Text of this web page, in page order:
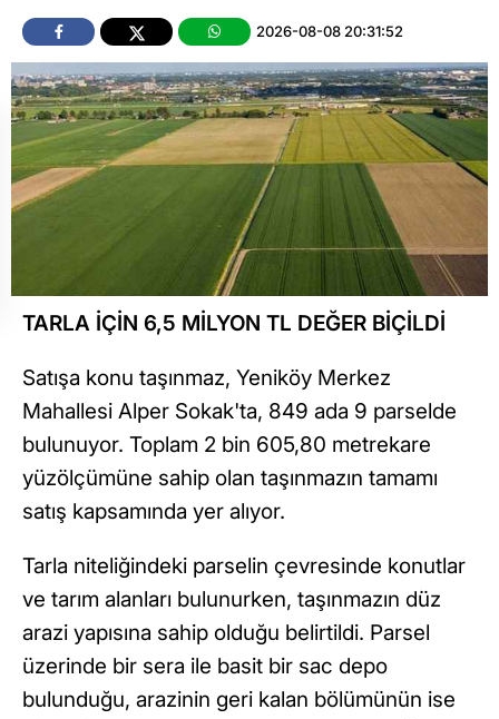
2026-08-08 20:31:52
TARLA İÇİN 6,5 MİLYON TL DEĞER BİÇİLDİ
Satışa konu taşınmaz, Yeniköy Merkez
Mahallesi Alper Sokak'ta, 849 ada 9 parselde
bulunuyor. Toplam 2 bin 605,80 metrekare
yüzölçümüne sahip olan taşınmazın tamamı
satış kapsamında yer alıyor.
Tarla niteliğindeki parselin çevresinde konutlar
ve tarım alanları bulunurken, taşınmazın düz
arazi yapısına sahip olduğu belirtildi. Parsel
üzerinde bir sera ile basit bir sac depo
bulunduğu, arazinin geri kalan bölümünün ise